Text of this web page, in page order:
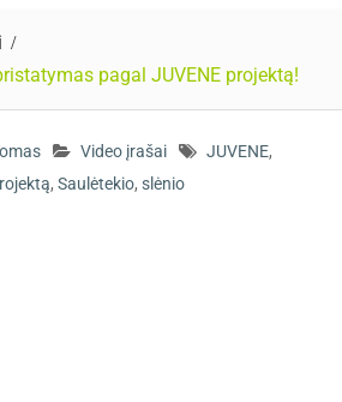
pagal JUVENE projektą!
Video įrašai JUVENE,
, Saulėtekio, slėnio